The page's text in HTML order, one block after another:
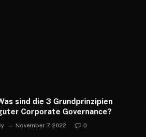
sind die 3 Grundprinzipien
Corporate Governance?
November 7, 2022 0